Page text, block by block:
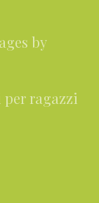
by
per ragazzi